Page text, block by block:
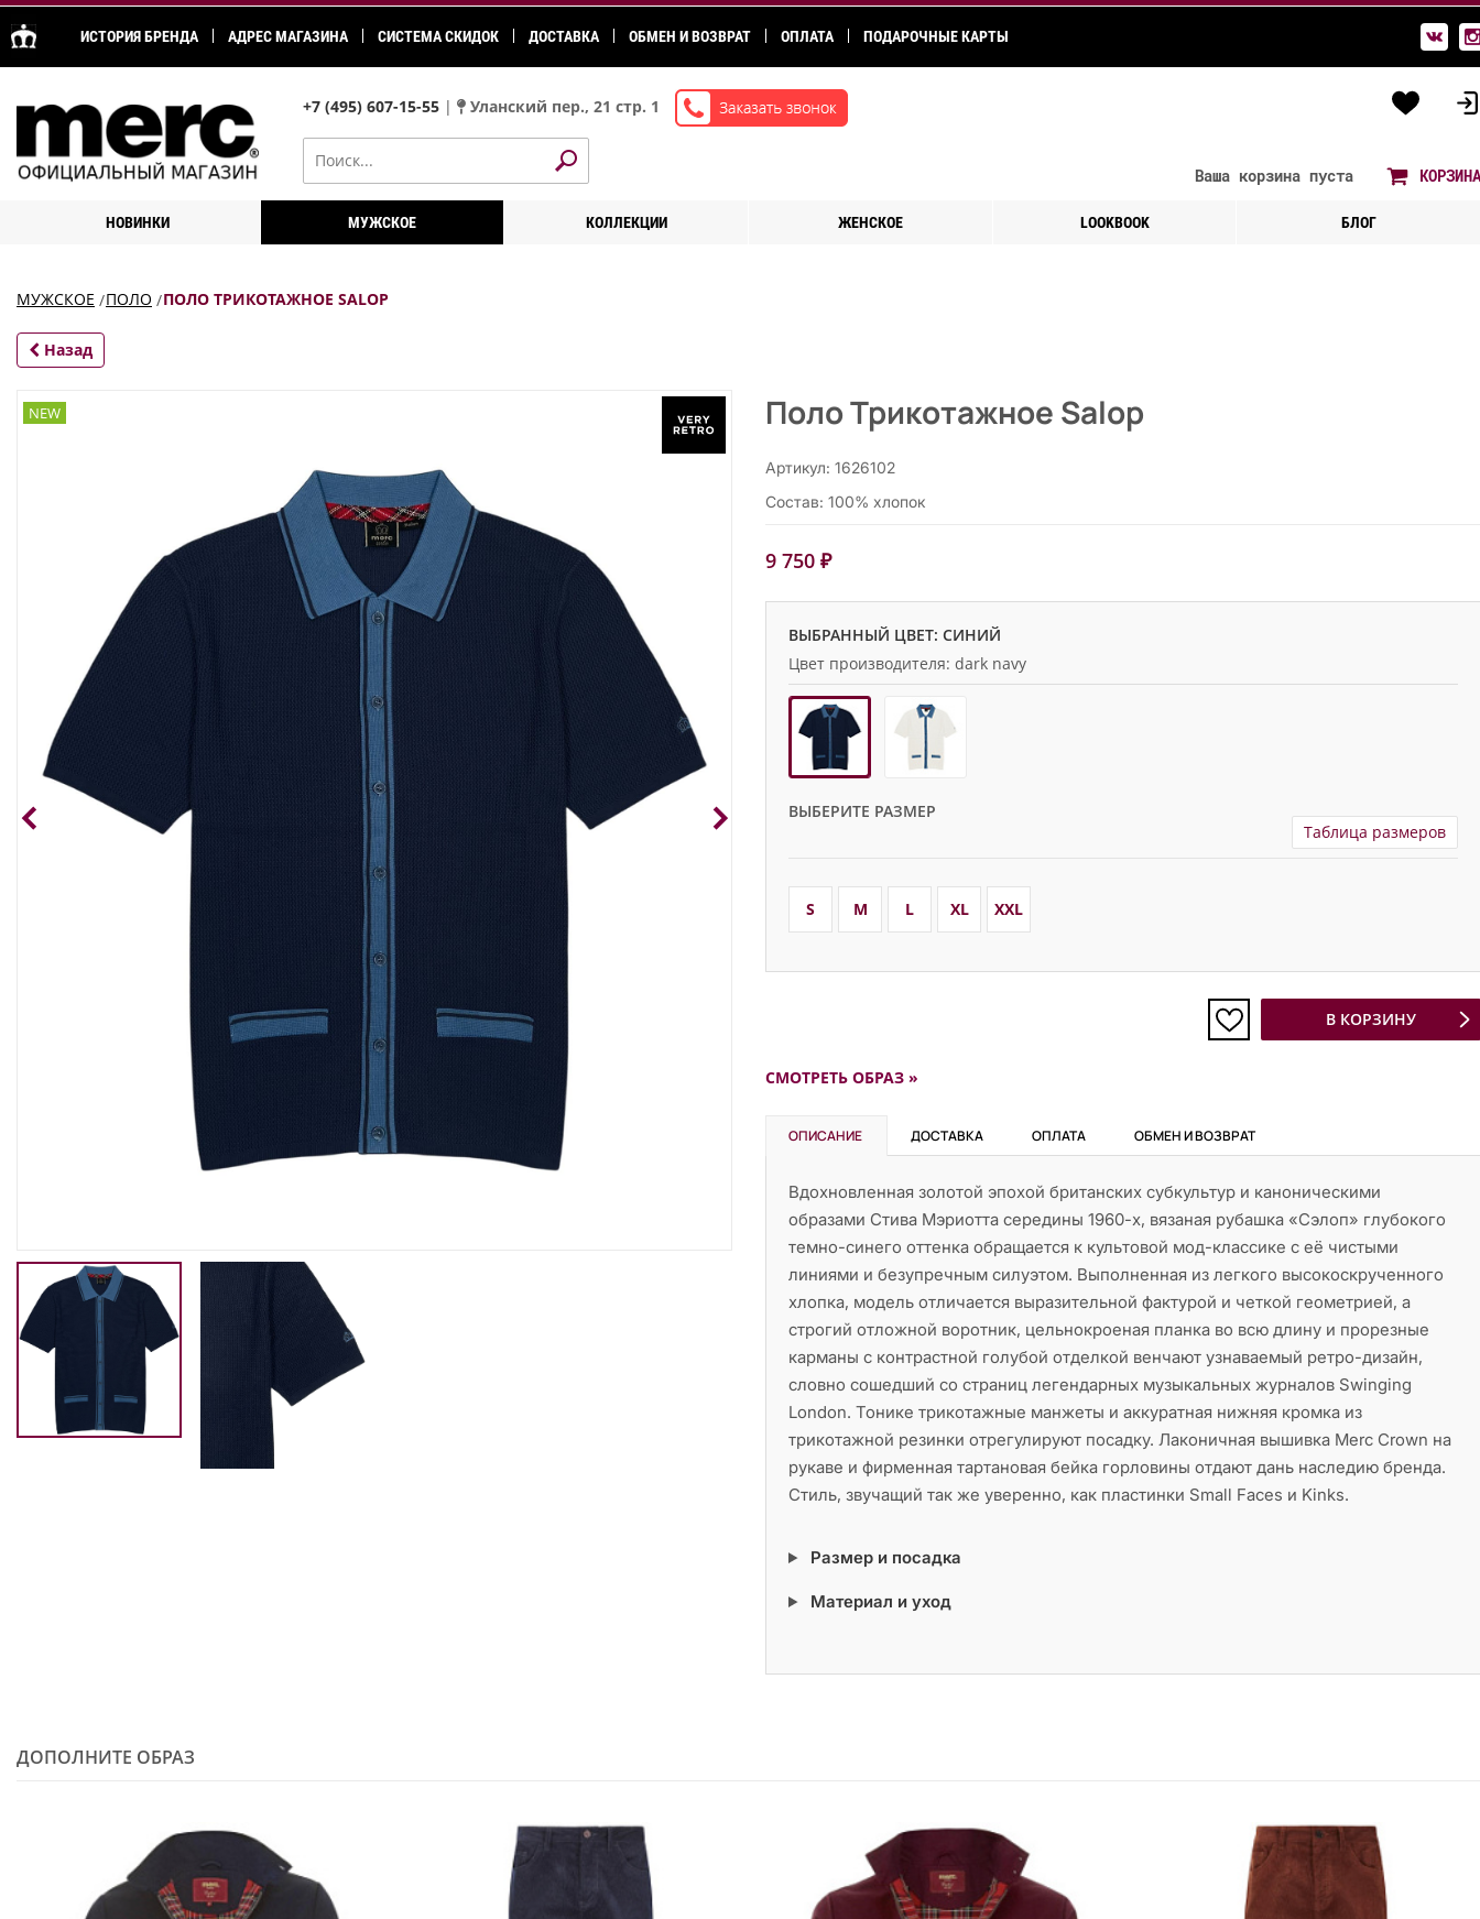
ИСТОРИЯ БРЕНДА АДРЕС МАГАЗИНА СИСТЕМА СКИДОК ДОСТАВКА ОБМЕН И ВОЗВРАТ ОПЛАТА ПОДАРОЧНЫЕ КАРТЫ
+7 (495) 607-15-55 | Уланский пер., 21 стр. 1
Ваша корзина пуста КОРЗИНА
НОВИНКИ МУЖСКОЕ КОЛЛЕКЦИИ ЖЕНСКОЕ LOOKBOOK БЛОГ
МУЖСКОЕ ПОЛО ПОЛО ТРИКОТАЖНОЕ SALOP
Назад
NEW Поло Трикотажное Salop
Артикул: 1626102
Состав: 100% хлопок
9 750 ₽
ВЫБРАННЫЙ ЦВЕТ: СИНИЙ
Цвет производителя: dark navy
ВЫБЕРИТЕ РАЗМЕР
Таблица размеров
S M L XL XXL
В КОРЗИНУ
СМОТРЕТЬ ОБРАЗ »
ОПИСАНИЕ ДОСТАВКА ОПЛАТА ОБМЕН И ВОЗВРАТ
Вдохновленная золотой эпохой британских субкультур и каноническими
образами Стива Мэриотта середины 1960-х, вязаная рубашка «Сэлоп» глубокого
темно-синего оттенка обращается к культовой мод-классике с её чистыми
линиями и безупречным силуэтом. Выполненная из легкого высокоскрученного
хлопка, модель отличается выразительной фактурой и четкой геометрией, а
строгий отложной воротник, цельнокроеная планка во всю длину и прорезные
карманы с контрастной голубой отделкой венчают узнаваемый ретро-дизайн,
словно сошедший со страниц легендарных музыкальных журналов Swinging
London. Тонике трикотажные манжеты и аккуратная нижняя кромка из
трикотажной резинки отрегулируют посадку. Лаконичная вышивка Merc Crown на
рукаве и фирменная тартановая бейка горловины отдают дань наследию бренда.
Стиль, звучащий так же уверенно, как пластинки Small Faces и Kinks.
Размер и посадка
Материал и уход
ДОПОЛНИТЕ ОБРАЗ